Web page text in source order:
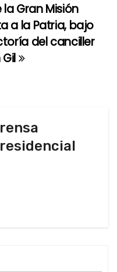
la Gran Misión
a la Patria, bajo
del canciller